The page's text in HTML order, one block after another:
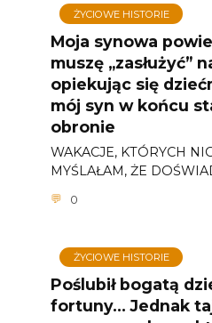
ŻYCIOWE HISTORIE
Moja synowa
muszę „zasłużyć”
opiekując się
mój syn w końcu
obronie
WAKACJE, KTÓRYCH
MYŚLAŁAM, ŻE
0
ŻYCIOWE HISTORIE
Poślubił bogatą
fortuny… Jednak